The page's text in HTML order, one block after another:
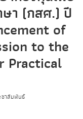
ษา (กสศ.) ปี
of
to the
Practical
ชาสัมพันธ์